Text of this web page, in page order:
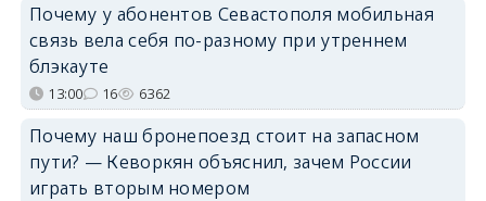
Почему у абонентов Севастополя мобильная
связь вела себя по-разному при утреннем
блэкауте
13:00 16 6362
Почему наш бронепоезд стоит на запасном
пути? — Кеворкян объяснил, зачем России
играть вторым номером